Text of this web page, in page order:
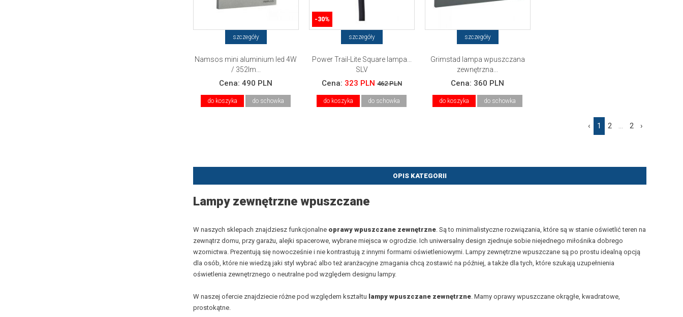
szczegóły
Namsos mini aluminium led 4W
/ 352lm...
Cena:490 PLN
do koszyka do schowka
-30%
szczegóły
Power Trail-Lite Square lampa...
SLV
Cena: 323 PLN 462 PLN
do koszyka do schowka
szczegóły
Grimstad lampa wpuszczana
zewnętrzna...
Cena: 360 PLN
do koszyka do schowka
‹ 1 2 ... 2 ›
OPIS KATEGORII
Lampy zewnętrzne wpuszczane
W naszych sklepach znajdziesz funkcjonalne oprawy wpuszczane zewnętrzne. Są to minimalistyczne rozwiązania, które są w stanie oświetlić teren na
zewnątrz domu, przy garażu, alejki spacerowe, wybrane miejsca w ogrodzie. Ich uniwersalny design zjednuje sobie niejednego miłośnika dobrego
wzornictwa. Prezentują się nowocześnie i nie kontrastują z innymi formami oświetleniowymi. Lampy zewnętrzne wpuszczane są po prostu idealną opcją
dla osób, które nie wiedzą jaki styl wybrać albo też aranżacyjne zmagania chcą zostawić na później, a także dla tych, które szukają uzupełnienia
oświetlenia zewnętrznego o neutralne pod względem designu lampy.
W naszej ofercie znajdziecie różne pod względem kształtu lampy wpuszczane zewnętrzne. Mamy oprawy wpuszczane okrągłe, kwadratowe,
prostokątne.